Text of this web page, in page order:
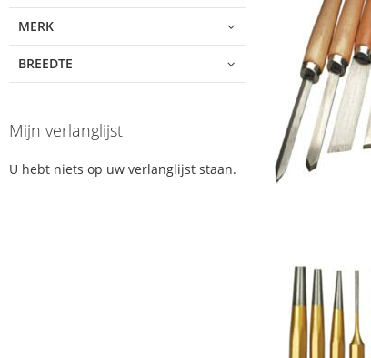
MERK
BREEDTE
Mijn verlanglijst
U hebt niets op uw verlanglijst staan.